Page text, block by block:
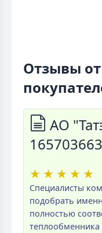
Отзывы
АО
★ ★ ★ ★ ★
Специалисты
подобрать
полностью